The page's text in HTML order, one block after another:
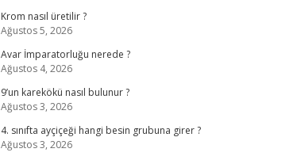
Krom nasıl üretilir ?
Ağustos 5, 2026
Avar İmparatorluğu nerede ?
Ağustos 4, 2026
9’un karekökü nasıl bulunur ?
Ağustos 3, 2026
4. sınıfta ayçiçeği hangi besin grubuna girer ?
Ağustos 3, 2026